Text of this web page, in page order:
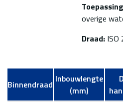
overige
Draad: ISO
Binnendraad Inbouwlengte
(mm)